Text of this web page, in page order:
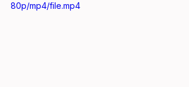
80p/mp4/file.mp4